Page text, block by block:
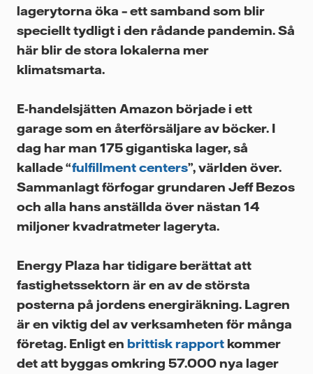
lagerytorna öka – ett samband som blir
speciellt tydligt i den rådande pandemin. Så
här blir de stora lokalerna mer
klimatsmarta.
E-handelsjätten Amazon började i ett
garage som en återförsäljare av böcker. I
dag har man 175 gigantiska lager, så
kallade “fulfillment centers”, världen över.
Sammanlagt förfogar grundaren Jeff Bezos
och alla hans anställda över nästan 14
miljoner kvadratmeter lageryta.
Energy Plaza har tidigare berättat att
fastighetssektorn är en av de största
posterna på jordens energiräkning. Lagren
är en viktig del av verksamheten för många
företag. Enligt en brittisk rapportkommer
det att byggas omkring 57.000 nya lager